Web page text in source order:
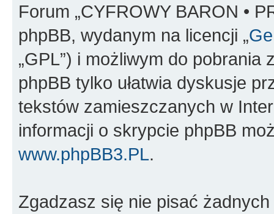
Forum „CYFROWY BARON •
phpBB, wydanym na licencji „
„GPL”) i możliwym do pobrania
phpBB tylko ułatwia dyskusje
tekstów zamieszczanych w
informacji o skrypcie phpBB
www.phpBB3.PL.
Zgadzasz się nie pisać